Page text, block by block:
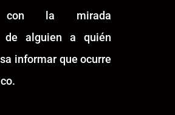
con la mirada
de alguien a quién
informar que ocurre